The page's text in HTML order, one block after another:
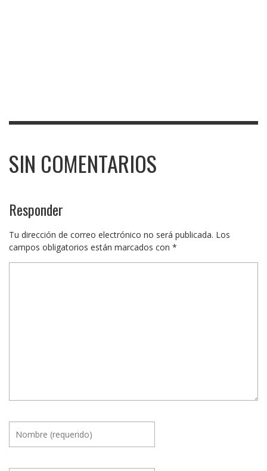
SIN COMENTARIOS
Responder
Tu dirección de correo electrónico no será publicada. Los
campos obligatorios están marcados con *